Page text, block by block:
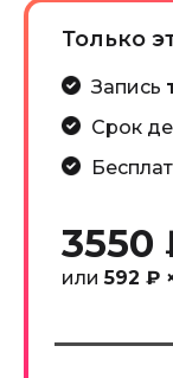
Только
Запись
Срок
3550
или592 ₽